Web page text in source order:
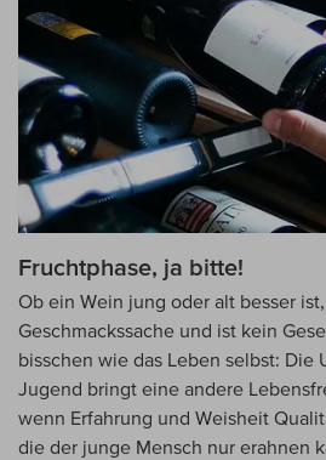
Fruchtphase, ja bitte!
Ob ein Wein jung oder alt besser
Geschmackssache und ist kein
bisschen wie das Leben selbst: Die
Jugend bringt eine andere
wenn Erfahrung und Weisheit
die der junge Mensch nur erahnen